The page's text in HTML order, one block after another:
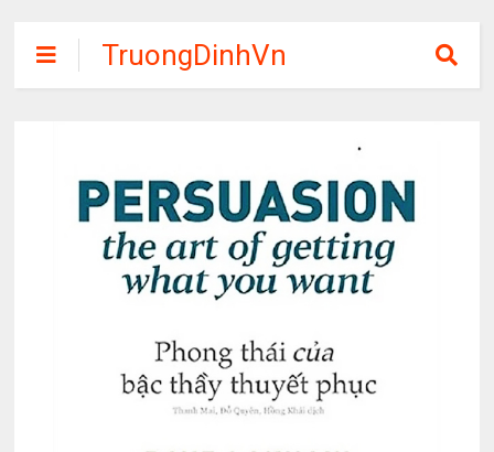
TruongDinhVn
Chia sẽ ebook,
tập miễn phí